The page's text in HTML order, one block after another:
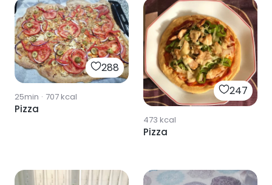
288
25min · 707kcal
Pizza
247
473 kcal
Pizza